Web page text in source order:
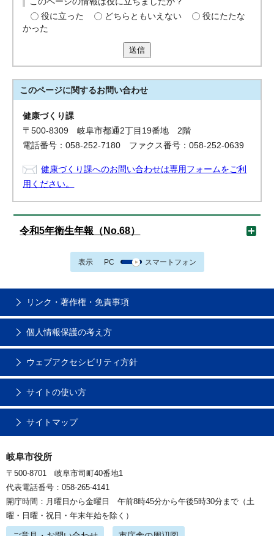
役に立った
どちらともいえない
役にたたな
かった
送信
このページに関するお問い合わせ
健康づくり課
〒500-8309 岐阜市都通2丁目19番地 2階
電話番号：058-252-7180 ファクス番号：058-252-0639
健康づくり課へのお問い合わせは専用フォームをご利
用ください。
令和5年衛生年報（No.68）
表示 PC スマートフォン
リンク・著作権・免責事項
個人情報保護の考え方
ウェブアクセシビリティ方針
サイトの使い方
サイトマップ
岐阜市役所
〒500-8701 岐阜市司町40番地1
代表電話番号：058-265-4141
開庁時間：月曜日から金曜日 午前8時45分から午後5時30分まで（土
曜・日曜・祝日・年末年始を除く）